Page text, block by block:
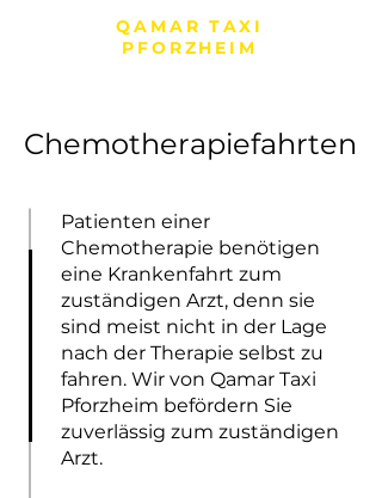
QAMAR TAXI
PFORZHEIM
Chemotherapiefahrten
Patienten einer
Chemotherapie benötigen
eine Krankenfahrt zum
zuständigen Arzt, denn sie
sind meist nicht in der Lage
nach der Therapie selbst zu
fahren. Wir von Qamar Taxi
Pforzheim befördern Sie
zuverlässig zum zuständigen
Arzt.